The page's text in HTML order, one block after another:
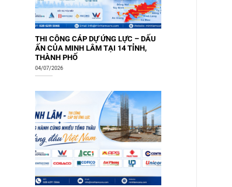
THI CÔNG CÁP DỰ ỨNG LỰC – DẤU
ẤN CỦA MINH LÂM TẠI 14 TỈNH,
THÀNH PHỐ
04/07/2026